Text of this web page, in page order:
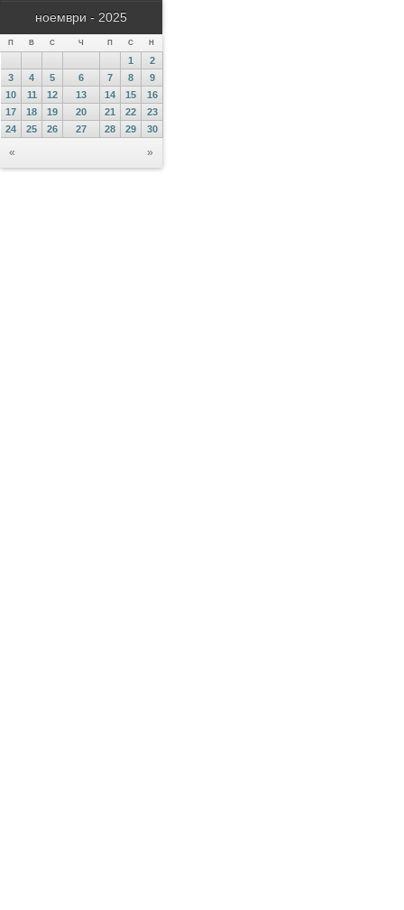
ноември - 2025
П В С Ч П С Н
« »
1
2
3
4 5 6 7 8
9
10
11 12 13 14 15
16
17
18 19 20 21 22
23
24
25 26 27 28 29 30